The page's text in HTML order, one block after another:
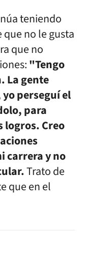
teniendo
no le gusta
que no
"Tengo
La gente
perseguí el
para
logros. Creo
carrera y no
Trato de
que en el